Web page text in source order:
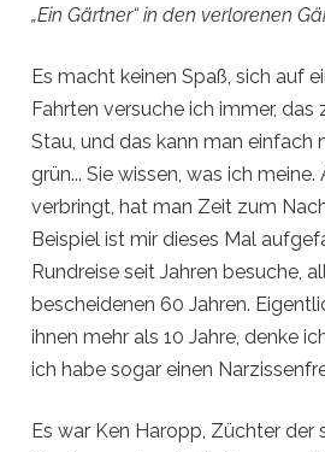
„Ein Gärtner“ in den verlorenen
Es macht keinen Spaß, sich auf
Fahrten versuche ich immer,
Stau, und das kann man einfach
grün... Sie wissen, was ich
verbringt, hat man Zeit zum
Beispiel ist mir dieses Mal
Rundreise seit Jahren besuche,
bescheidenen 60 Jahren.
ihnen mehr als 10 Jahre, denke
ich habe sogar einen
Es war Ken Haropp, Züchter